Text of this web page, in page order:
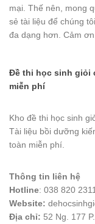
mại. Thế nên, mong
sẻ tài liệu để chúng
đa dạng hơn. Cảm ơn.
Đề thi học sinh giỏi
miễn phí
Kho đề thi học sinh
Tài liệu bồi dưỡng
toàn miễn phí.
Thông tin liên hệ
Hotline: 038 820 2311
Website:
Địa chỉ: 52 Ng. 177